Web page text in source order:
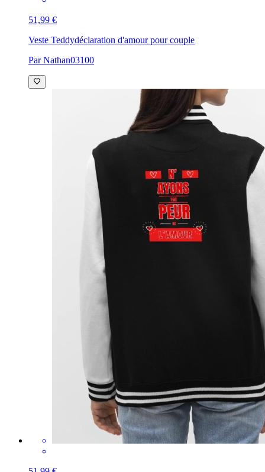
51,99 €
Veste Teddydéclaration d'amour pour couple
Par Nathan03100